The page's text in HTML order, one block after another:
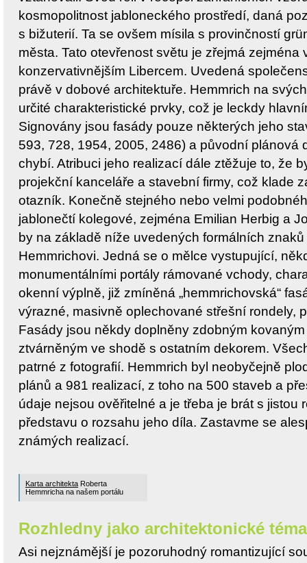
kosmopolitnost jabloneckého prostředí, daná
s bižuterií. Ta se ovšem mísila s provinčností
města. Tato otevřenost světu je zřejmá
konzervativnějším Libercem. Uvedená
právě v dobové architektuře. Hemmrich na
určité charakteristické prvky, což je leckdy
Signovány jsou fasády pouze některých jeho
593, 728, 1954, 2005, 2486) a původní plánová
chybí. Atribuci jeho realizací dále ztěžuje to, že
projekční kanceláře a stavební firmy, což klade
otazník. Konečně stejného nebo velmi
jablonečtí kolegové, zejména Emilian Herbig a
by na základě níže uvedených formálních
Hemmrichovi. Jedná se o mělce vystupující,
monumentálními portály rámované vchody,
okenní výplně, již zmíněná „hemmrichovská“
výrazné, masivně oplechované střešní rondely,
Fasády jsou někdy doplněny zdobným
ztvárněným ve shodě s ostatním dekorem.
patrné z fotografií. Hemmrich byl neobyčejně
plánů a 981 realizací, z toho na 500 staveb a
údaje nejsou ověřitelné a je třeba je brát s jistou
představu o rozsahu jeho díla. Zastavme se
známých realizací.
Karta architekta Roberta
Hemmricha na našem portálu
Rozhledny jako architektonické téma
Asi nejznámější je pozoruhodný romantizující